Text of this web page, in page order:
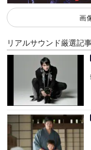
画
リアルサウンド厳選記